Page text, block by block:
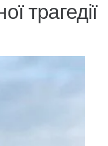
трагедії